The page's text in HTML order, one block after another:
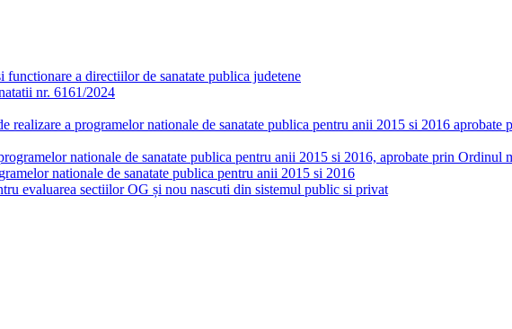
a directiilor de sanatate publica judetene
nr. 6161/2024
realizare a programelor nationale de sanatate publica pentru anii 2015 si 2016
nationale de sanatate publica pentru anii 2015 si 2016, aprobate prin Ordinul
nationale de sanatate publica pentru anii 2015 si 2016
evaluarea sectiilor OG și nou nascuti din sistemul public si privat